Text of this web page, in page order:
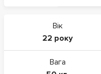
Вік
22 року
Вага